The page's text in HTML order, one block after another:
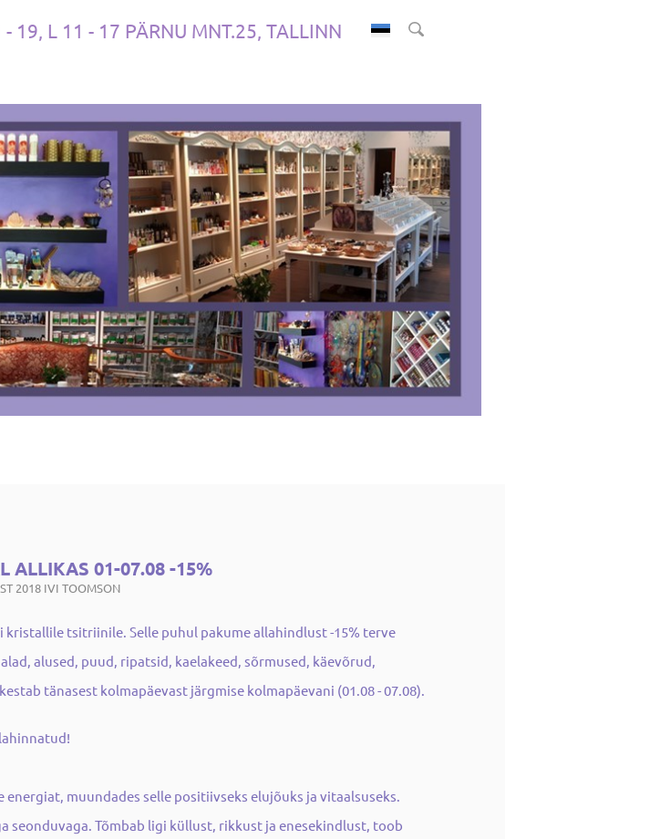
- 19, L 11 - 17 PÄRNU MNT.25, TALLINN
ALLIKAS 01-07.08 -15%
2018 IVI TOOMSON
tsitriinile. Selle puhul pakume allahindlust -15% terve
alused, puud, ripatsid, kaelakeed, sõrmused, käevõrud,
tänasest kolmapäevast järgmise kolmapäevani (01.08 - 07.08).
muundades selle positiivseks elujõuks ja vitaalsuseks.
seonduvaga. Tõmbab ligi küllust, rikkust ja enesekindlust, toob